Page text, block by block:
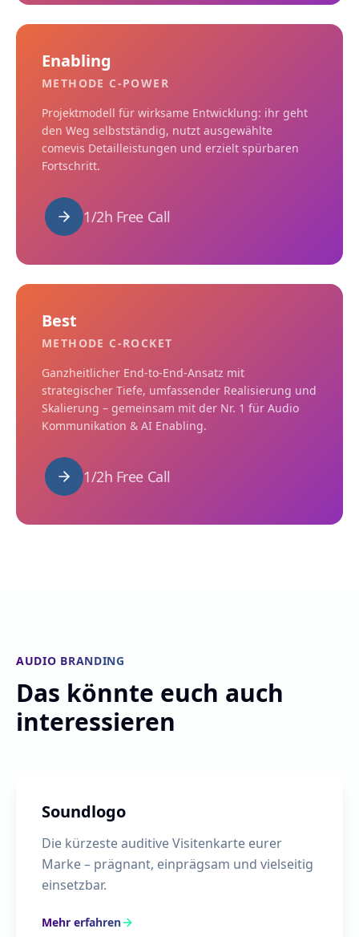
Enabling
METHODE C-POWER
Projektmodell für wirksame Entwicklung: ihr geht
den Weg selbstständig, nutzt ausgewählte
comevis Detailleistungen und erzielt spürbaren
Fortschritt.
1/2h Free Call
Best
METHODE C-ROCKET
Ganzheitlicher End-to-End-Ansatz mit
strategischer Tiefe, umfassender Realisierung und
Skalierung – gemeinsam mit der Nr. 1 für Audio
Kommunikation & AI Enabling.
1/2h Free Call
AUDIO BRANDING
Das könnte euch auch
interessieren
Soundlogo
Die kürzeste auditive Visitenkarte eurer
Marke – prägnant, einprägsam und vielseitig
einsetzbar.
Mehr erfahren